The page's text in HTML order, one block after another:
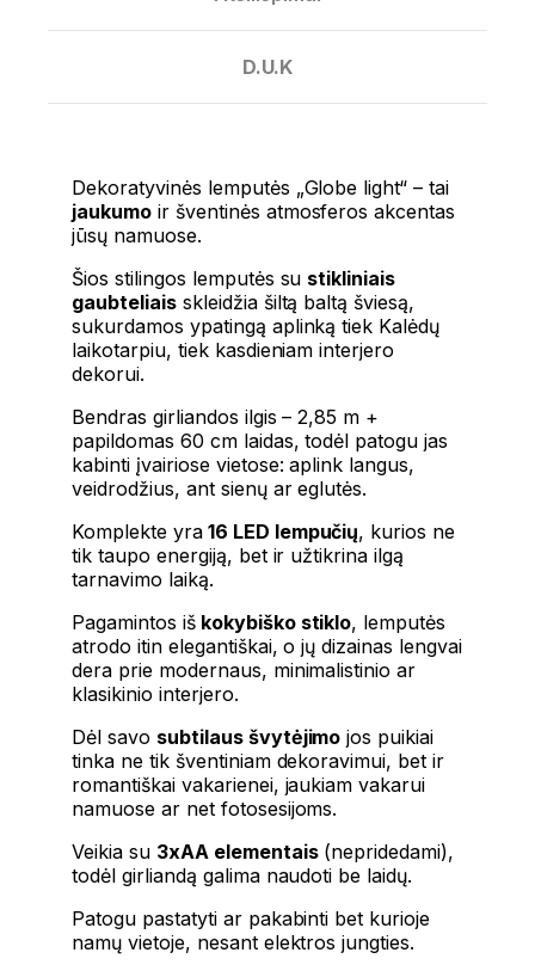
D.U.K
Dekoratyvinės lemputės „Globe light“ – tai
jaukumoir šventinės atmosferos akcentas
jūsų namuose.
Šios stilingos lemputės su stikliniais
gaubteliaisskleidžia šiltą baltą šviesą,
sukurdamos ypatingą aplinką tiek Kalėdų
laikotarpiu, tiek kasdieniam interjero
dekorui.
Bendras girliandos ilgis – 2,85 m +
papildomas 60 cm laidas, todėl patogu jas
kabinti įvairiose vietose: aplink langus,
veidrodžius, ant sienų ar eglutės.
Komplekte yra16 LED lempučių, kurios ne
tik taupo energiją, bet ir užtikrina ilgą
tarnavimo laiką.
Pagamintos iškokybiško stiklo, lemputės
atrodo itin elegantiškai, o jų dizainas lengvai
dera prie modernaus, minimalistinio ar
klasikinio interjero.
Dėl savo subtilaus švytėjimo jos puikiai
tinka ne tik šventiniam dekoravimui, bet ir
romantiškai vakarienei, jaukiam vakarui
namuose ar net fotosesijoms.
Veikia su 3xAA elementais(nepridedami),
todėl girliandą galima naudoti be laidų.
Patogu pastatyti ar pakabinti bet kurioje
namų vietoje, nesant elektros jungties.